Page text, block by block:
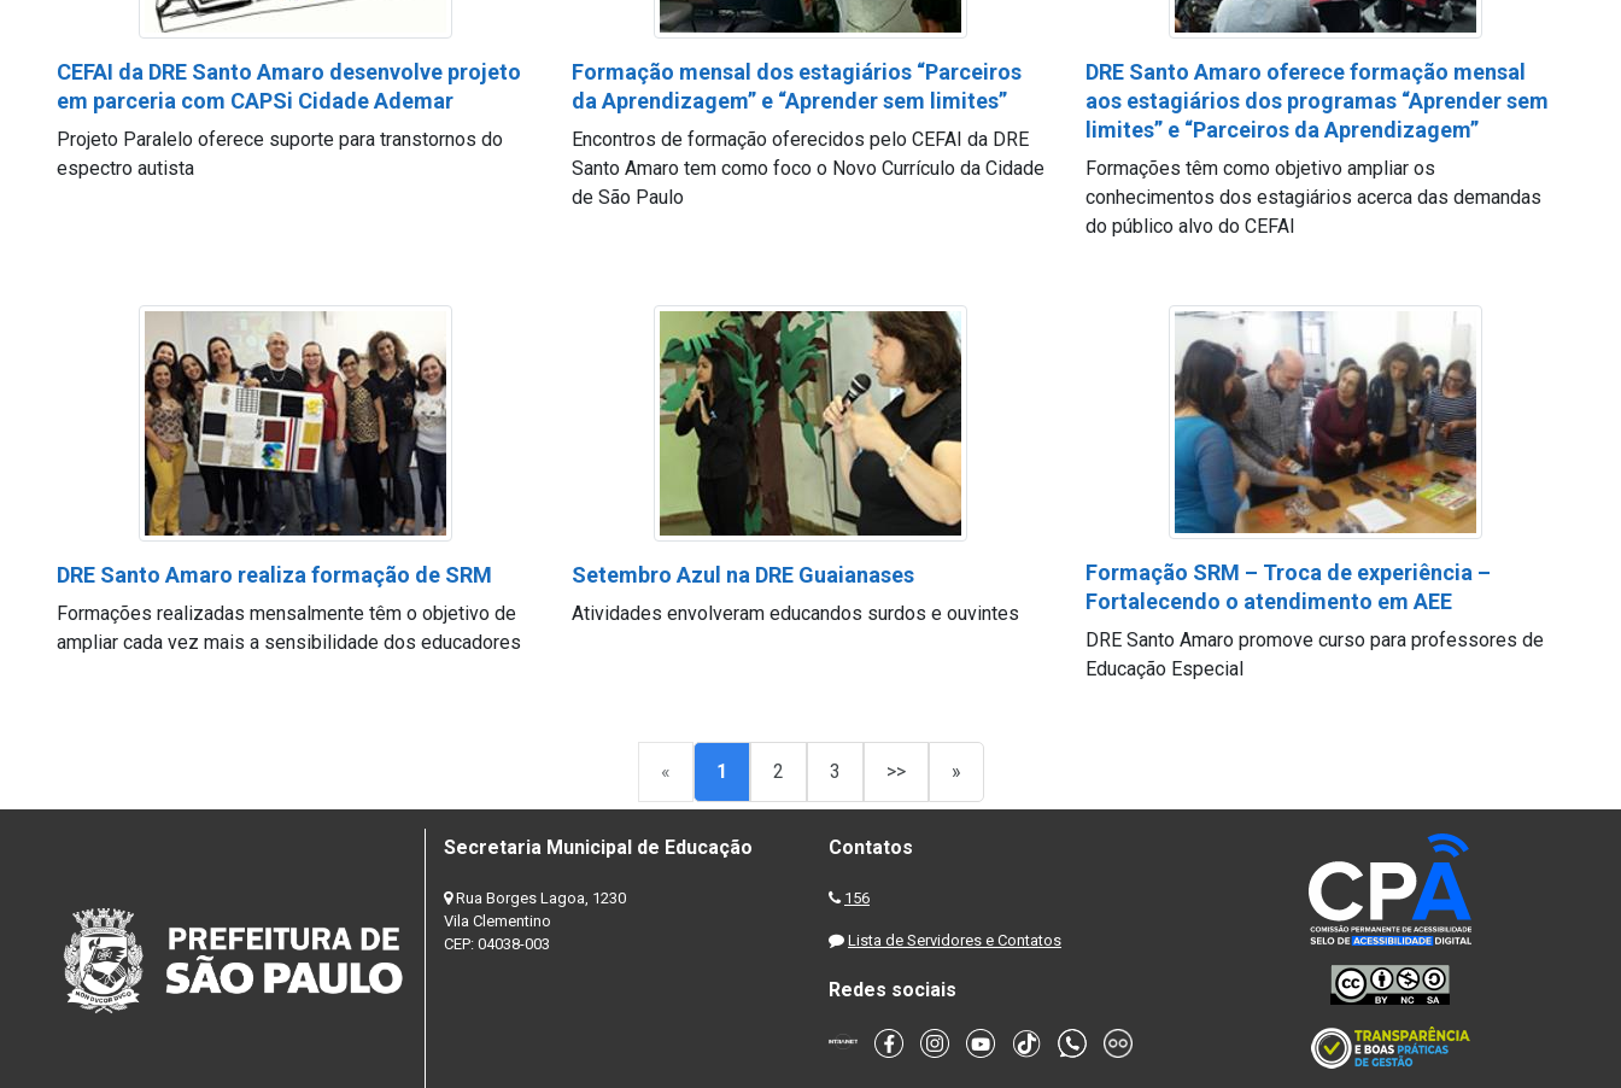
CEFAI da DRE Santo Amaro desenvolve projeto
em parceria com CAPSi Cidade Ademar
Projeto Paralelo oferece suporte para transtornos do
espectro autista
Formação mensal dos estagiários “Parceiros
da Aprendizagem” e “Aprender sem limites”
Encontros de formação oferecidos pelo CEFAI da DRE
Santo Amaro tem como foco o Novo Currículo da Cidade
de São Paulo
DRE Santo Amaro oferece formação mensal
aos estagiários dos programas “Aprender sem
limites” e “Parceiros da Aprendizagem”
Formações têm como objetivo ampliar os
conhecimentos dos estagiários acerca das demandas
do público alvo do CEFAI
DRE Santo Amaro realiza formação de SRM
Formações realizadas mensalmente têm o objetivo de
ampliar cada vez mais a sensibilidade dos educadores
Setembro Azul na DRE Guaianases
Atividades envolveram educandos surdos e ouvintes
Formação SRM – Troca de experiência –
Fortalecendo o atendimento em AEE
DRE Santo Amaro promove curso para professores de
Educação Especial
« 1 2 3 >> »
Secretaria Municipal de Educação
Rua Borges Lagoa, 1230
Vila Clementino
CEP: 04038-003
Contatos
156
Lista de Servidores e Contatos
Redes sociais